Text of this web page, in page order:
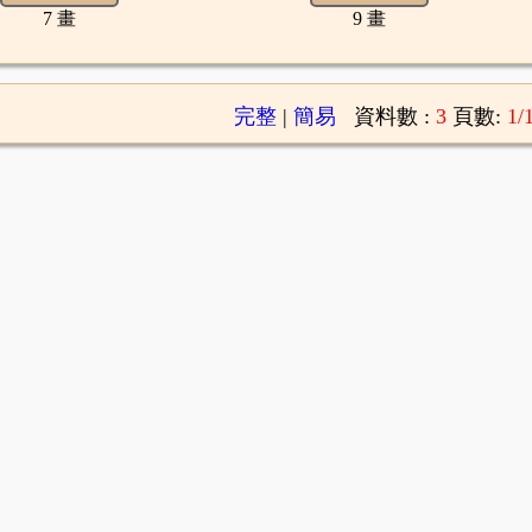
7 畫 9 畫
完整| 簡易 資料數 : 3 頁數: 1/